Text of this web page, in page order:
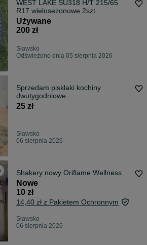
WEST LAKE SU318 H/T 215/65
R17 wielosezonowe 2szt.
Używane
200 zł
Sławsko
Odświeżono dnia 05 sierpnia 2026
Sprzedam pisklaki kochiny
dwutygodniowe
25 zł
Sławsko
06 sierpnia 2026
Shakery nowy Oriflame Wellness
Nowe
10 zł
14,40 zł z Pakietem Ochronnym
Sławsko
06 sierpnia 2026